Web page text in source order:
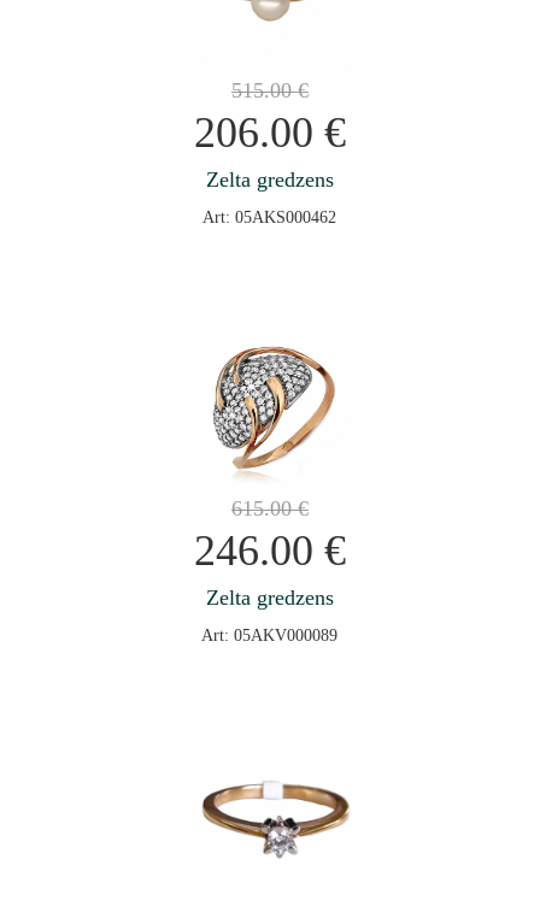
515.00€
206.00 €
Zelta gredzens
Art: 05AKS000462
615.00€
246.00 €
Zelta gredzens
Art: 05AKV000089